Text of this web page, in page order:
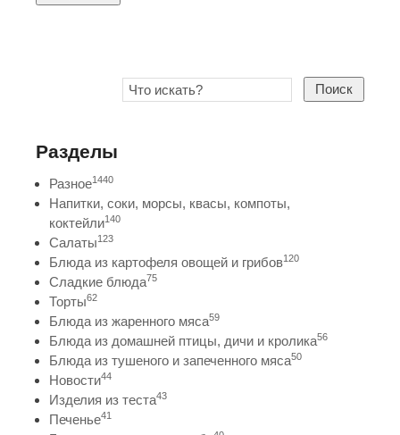
Поиск
Разделы
Разное1440
Напитки, соки, морсы, квасы, компоты,
коктейли140
Салаты123
Блюда из картофеля овощей и грибов120
Сладкие блюда75
Торты62
Блюда из жаренного мяса59
Блюда из домашней птицы, дичи и кролика56
Блюда из тушеного и запеченного мяса50
Новости44
Изделия из теста43
Печенье41